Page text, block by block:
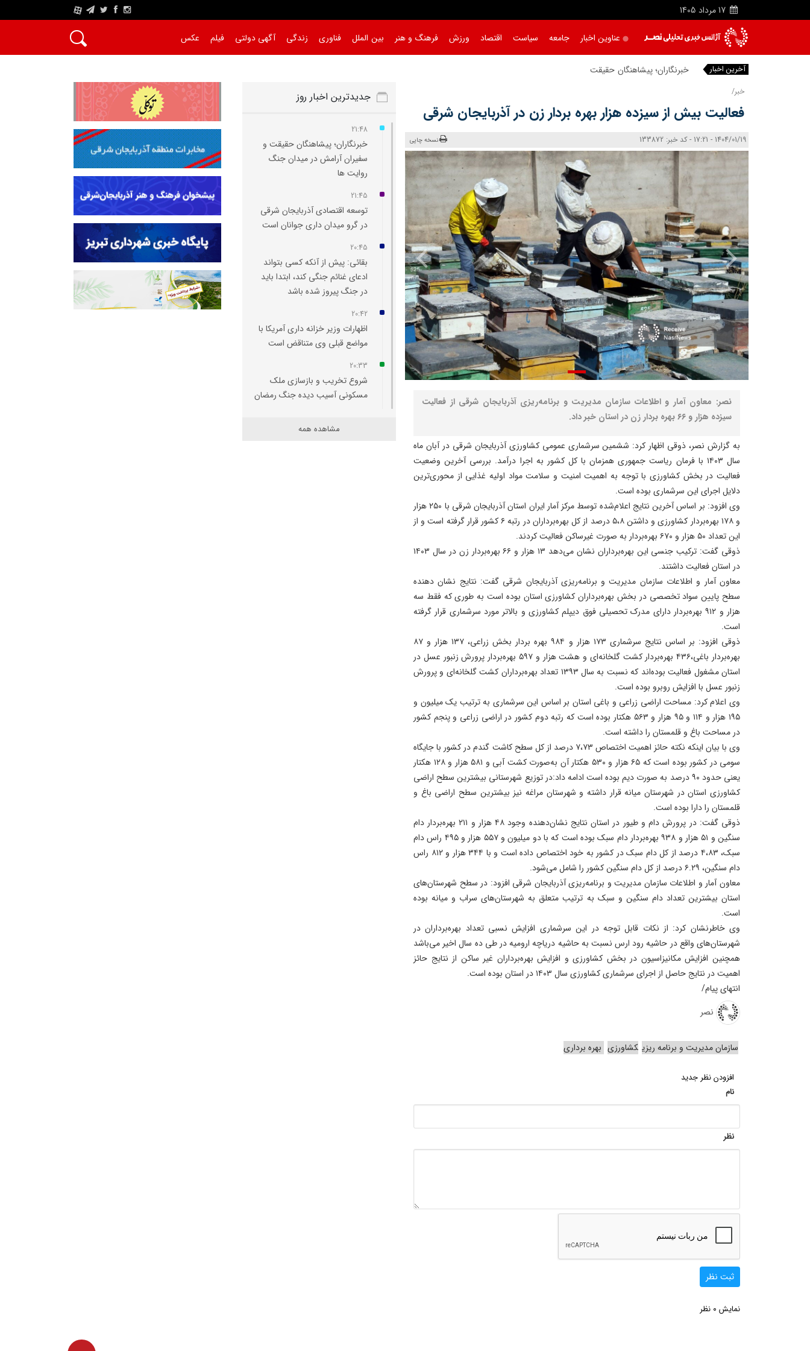
17 مرداد 1405
A
عناوین اخبار جامعه سیاست اقتصاد ورزش فرهنگ و هنر بین الملل فناوری زندگی آگهی دولتی فیلم عکس
آخرین اخبار |
خبر/
فعالیت بیش از سیزده هزار بهره‌ بردار زن در آذربایجان شرقی
1404/01/19 - 17:21 - کد خبر: 133872 نسخه چاپی
نصر: معاون آمار و اطلاعات سازمان مدیریت و برنامه‌ریزی آذربایجان شرقی از فعالیت
سیزده هزار و ۶۶ بهره‌ بردار زن در استان خبر داد.
به گزارش نصر، ذوقی اظهار کرد: ششمین سرشماری عمومی کشاورزی آذربایجان شرقی در آبان ماه
سال ۱۴۰۳ با فرمان ریاست جمهوری همزمان با کل کشور به اجرا درآمد. بررسی آخرین وضعیت
فعالیت در بخش کشاورزی با توجه به اهمیت امنیت و سلامت مواد اولیه غذایی از محوری‌ترین
دلایل اجرای این سرشماری بوده است.
وی افزود: بر اساس آخرین نتایج اعلام‌شده توسط مرکز آمار ایران استان آذربایجان شرقی با ۲۵۰ هزار
و ۱۷۸ بهره‌بردار کشاورزی و داشتن ۵،۸ درصد از کل بهره‌برداران در رتبه ۶ کشور قرار گرفته است و از
این تعداد ۵۰ هزار و ۶۷۰ بهره‌بردار به‌ صورت غیرساکن فعالیت کردند.
ذوقی گفت: ترکیب جنسی این بهره‌برداران نشان می‌دهد ۱۳ هزار و ۶۶ بهره‌بردار زن در سال ۱۴۰۳
در استان فعالیت داشتند.
معاون آمار و اطلاعات سازمان مدیریت و برنامه‌ریزی آذربایجان شرقی گفت: نتایج نشان دهنده
سطح پایین سواد تخصصی در بخش بهره‌برداران کشاورزی استان بوده است به‌ طوری‌ که فقط سه
هزار و ۹۱۲ بهره‌بردار دارای مدرک تحصیلی فوق‌ دیپلم کشاورزی و بالاتر مورد سرشماری قرار گرفته
است.
ذوقی افزود: بر اساس نتایج سرشماری ۱۷۳ هزار و ۹۸۴ بهره بردار بخش زراعی، ۱۳۷ هزار و ۸۷
بهره‌بردار باغی،۴۳۶ بهره‌بردار کشت گلخانه‌ای و هشت هزار و ۵۹۷ بهره‌بردار پرورش زنبور عسل در
استان مشغول فعالیت بوده‌اند که نسبت به سال ۱۳۹۳ تعداد بهره‌برداران کشت گلخانه‌ای و پرورش
زنبور عسل با افزایش رو‌برو بوده است.
وی اعلام کرد: مساحت اراضی زراعی و باغی استان بر اساس این سرشماری به ترتیب یک میلیون و
۱۹۵ هزار و ۱۱۴ و ۹۵ هزار و ۵۶۳ هکتار بوده است که رتبه دوم کشور در اراضی زراعی و پنجم کشور
در مساحت باغ و قلمستان را داشته است.
وی با بیان اینکه نکته حائز اهمیت اختصاص ۷،۷۳ درصد از کل سطح کاشت گندم در کشور با جایگاه
سومی در کشور بوده است که ۶۵ هزار و ۵۳۰ هکتار آن به‌صورت کشت آبی و ۵۸۱ هزار و ۱۲۸ هکتار
یعنی حدود ۹۰ درصد به‌ صورت دیم بوده است ادامه داد:در توزیع شهرستانی بیشترین سطح اراضی
کشاورزی استان در شهرستان میانه قرار داشته و شهرستان مراغه نیز بیشترین سطح اراضی باغ و
قلمستان را دارا بوده است.
ذوقی گفت: در پرورش دام و طیور در استان نتایج نشان‌دهنده وجود ۴۸ هزار و ۲۱۱ بهره‌بردار دام
سنگین و ۵۱ هزار و ۹۳۸ بهره‌بردار دام سبک بوده است که با دو میلیون و ۵۵۷ هزار و ۴۹۵ راس دام
سبک، ۴،۸۳ درصد از کل دام سبک در کشور به خود اختصاص داده است و با ۳۴۴ هزار و ۸۱۲ راس
دام سنگین، ۶.۲۹ درصد از کل دام سنگین کشور را شامل می‌شود.
معاون آمار و اطلاعات سازمان مدیریت و برنامه‌ریزی آذربایجان شرقی افزود: در سطح شهرستان‌های
استان بیشترین تعداد دام سنگین و سبک به ترتیب متعلق به شهرستان‌های سراب و میانه بوده
است.
وی خاطرنشان کرد: از نکات قابل‌ توجه در این سرشماری افزایش نسبی تعداد بهره‌برداران در
شهرستان‌های واقع در حاشیه رود ارس نسبت به حاشیه دریاچه ارومیه در طی ده سال اخیر می‌باشد
همچنین افزایش مکانیزاسیون در بخش کشاورزی و افزایش بهره‌برداران غیر ساکن از نتایج حائز
اهمیت در نتایج حاصل از اجرای سرشماری کشاورزی سال ۱۴۰۳ در استان بوده است.
انتهای پیام/
نصر
سازمان مدیریت و برنامه ریزی کشاورزی بهره برداری
افزودن نظر جدید
نام
نظر
ثبت نظر
نمایش 0 نظر
جدیدترین اخبار روز
21:48
خبرنگاران؛ پیشاهنگان حقیقت و
سفیران آرامش در میدان جنگ
روایت‌ ها
21:45
توسعه اقتصادی آذربایجان شرقی
در گرو میدان‌ داری جوانان است
20:45
بقائی: پیش از آنکه کسی بتواند
ادعای غنائم جنگی کند، ابتدا باید
در جنگ پیروز شده باشد
20:42
اظهارات وزیر خزانه‌ داری آمریکا با
مواضع قبلی وی متناقض است
20:33
شروع تخریب و بازسازی ملک
مسکونی آسیب‌ دیده جنگ رمضان
اتفاقی بی سابقه در تخصیص
مشاهده همه